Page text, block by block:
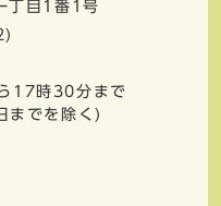
丁目1番1号
17時30分まで
までを除く)